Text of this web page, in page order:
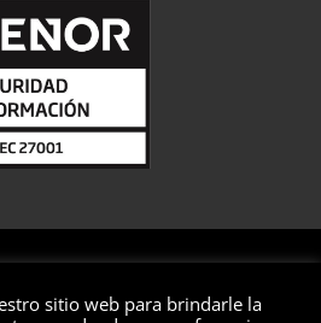
sitio web para brindarle la